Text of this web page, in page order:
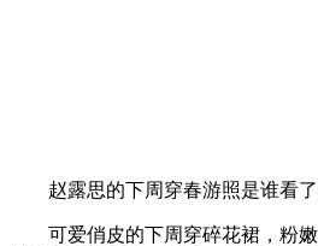
赵露思的下周穿春游照是谁看了
可爱俏皮的下周穿碎花裙，粉嫩